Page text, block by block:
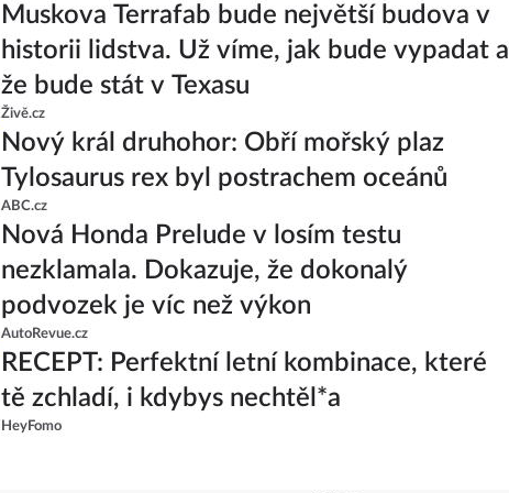
Muskova Terrafab bude největší budova v
historii lidstva. Už víme, jak bude vypadat a
že bude stát v Texasu
Živě.cz
Nový král druhohor: Obří mořský plaz
Tylosaurus rex byl postrachem oceánů
ABC.cz
Nová Honda Prelude v losím testu
nezklamala. Dokazuje, že dokonalý
podvozek je víc než výkon
AutoRevue.cz
RECEPT: Perfektní letní kombinace, které
tě zchladí, i kdybys nechtěl*a
HeyFomo